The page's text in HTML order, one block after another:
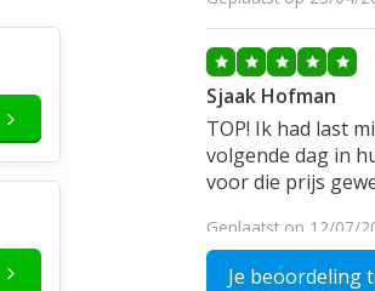
Sjaak Hofman
TOP! Ik had last
volgende dag in
voor die prijs
Geplaatst op 12/07/
Je beoordeling